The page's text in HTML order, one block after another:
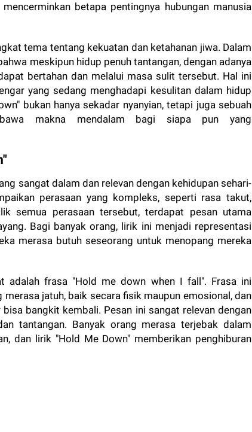
betapa pentingnya hubungan manusia
tema tentang kekuatan dan ketahanan jiwa. Dalam
meskipun hidup penuh tantangan, dengan adanya
bertahan dan melalui masa sulit tersebut. Hal ini
yang sedang menghadapi kesulitan dalam hidup
bukan hanya sekadar nyanyian, tetapi juga sebuah
makna mendalam bagi siapa pun yang
sangat dalam dan relevan dengan kehidupan sehari-
perasaan yang kompleks, seperti rasa takut,
semua perasaan tersebut, terdapat pesan utama
Bagi banyak orang, lirik ini menjadi representasi
merasa butuh seseorang untuk menopang mereka
adalah frasa "Hold me down when I fall". Frasa ini
jatuh, baik secara fisik maupun emosional, dan
bangkit kembali. Pesan ini sangat relevan dengan
tantangan. Banyak orang merasa terjebak dalam
dan lirik "Hold Me Down" memberikan penghiburan